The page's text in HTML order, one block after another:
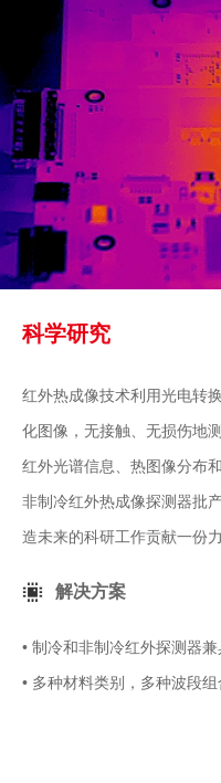
科学研究
红外热成像技术利用光电转
化图像，无接触、无损伤地
红外光谱信息、热图像分布
非制冷红外热成像探测器批
造未来的科研工作贡献一份力
解决方案
• 制冷和非制冷红外探测器兼
• 多种材料类别，多种波段组